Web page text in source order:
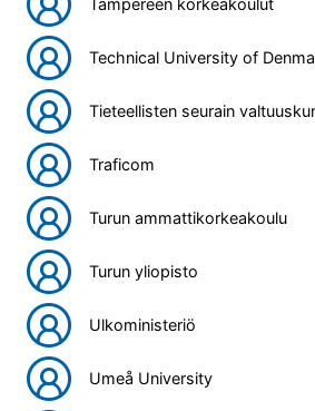
Tampereen korkeakoulut
Technical University of
Tieteellisten seurain
Traficom
Turun ammattikorkeakoulu
Turun yliopisto
Ulkoministeriö
Umeå University